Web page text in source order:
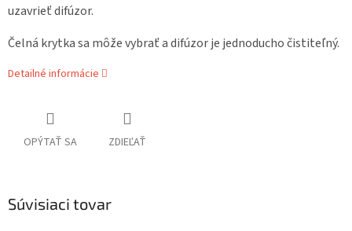
uzavrieť difúzor.
Čelná krytka sa môže vybrať a difúzor je jednoducho čistiteľný.
Detailné informácie
OPÝTAŤ SA ZDIEĽAŤ
Súvisiaci tovar